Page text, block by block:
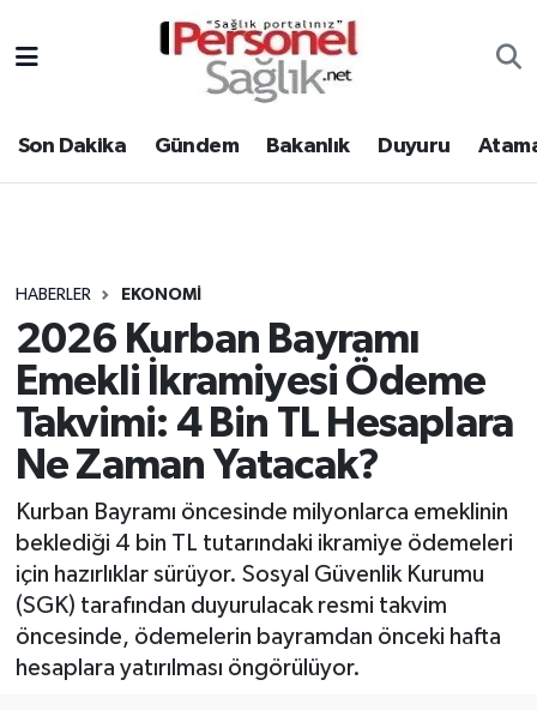
Son Dakika Gündem Bakanlık Duyuru
HABERLER EKONOMI
2026 Kurban Bayramı
Emekli İkramiyesi Ödeme
Takvimi: 4 Bin TL Hesaplara
Ne Zaman Yatacak?
Kurban Bayramı öncesinde milyonlarca emeklinin
beklediği 4 bin TL tutarındaki ikramiye ödemeleri
için hazırlıklar sürüyor. Sosyal Güvenlik Kurumu
(SGK) tarafından duyurulacak resmi takvim
öncesinde, ödemelerin bayramdan önceki hafta
hesaplara yatırılması öngörülüyor.
Gündem
Atamalar
Mevzuat
Sendika
Kpss - Sınav
Nöbetçi Eczaneler
Hava Durumu
Tüm Manşetler
Son Dakika Haberleri
Haber Arşivi